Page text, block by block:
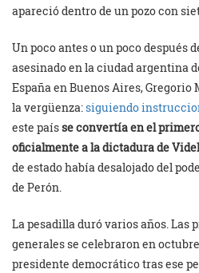
apareció dentro de un pozo con
Un poco antes o un poco después
asesinado en la ciudad argentina
España en Buenos Aires, Gregorio
la vergüenza:siguiendo
este país se convertía en el
oficialmente a la dictadura de
de estado había desalojado del
de Perón.
La pesadilla duró varios años. Las
generales se celebraron en
presidente democrático tras ese